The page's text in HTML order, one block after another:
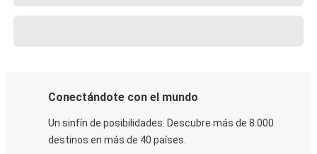
Conectándote con el mundo
Un sinfín de posibilidades. Descubre más de 8.000
destinos en más de 40 países.